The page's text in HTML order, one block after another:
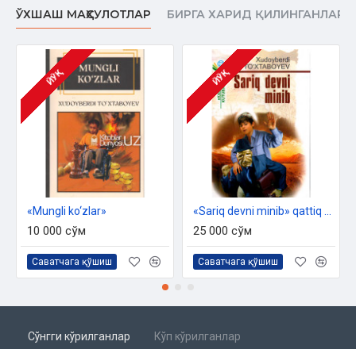
ЎХШАШ МАҲСУЛОТЛАР БИРГА ХАРИД ҚИЛИНГАНЛАР
ЙЎҚ
«Mungli ko‘zlar»‎
10 000 сўм
Саватчага қўшиш
ЙЎҚ
25 000 сўм
Саватчага қўшиш
Сўнгги кўрилганлар Кўп кўрилганлар